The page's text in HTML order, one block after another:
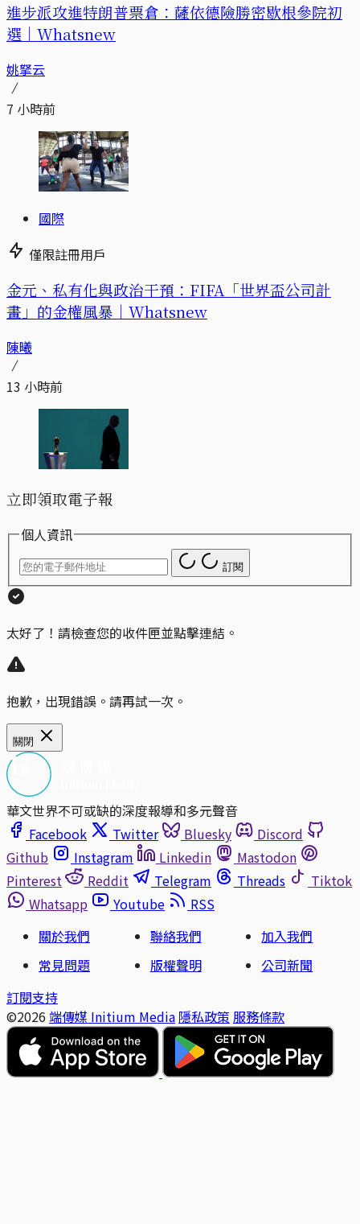
進步派攻進特朗普票倉：薩依德險勝密歇根參院初
選｜Whatsnew
姚拏云
7 小時前
國際
僅限註冊用戶
金元、私有化與政治干預：FIFA「世界盃公司計
畫」的金權風暴｜Whatsnew
陳曦
13 小時前
立即領取電子報
個人資訊
訂閱
太好了！請檢查您的收件匣並點擊連結。
抱歉，出現錯誤。請再試一次。
關閉
華文世界不可或缺的深度報導和多元聲音
Facebook
Twitter Bluesky
Discord
Github
Instagram Linkedin
Mastodon
Pinterest
Reddit Telegram Threads
Tiktok
Whatsapp
Youtube
RSS
關於我們
聯絡我們
加入我們
常見問題
版權聲明
公司新聞
訂閱支持
©2026 端傳媒 Initium Media 隱私政策 服務條款